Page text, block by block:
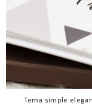
Tema simple